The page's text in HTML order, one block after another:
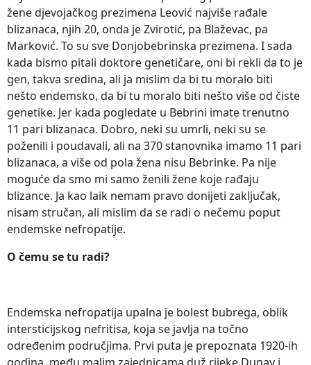
žene djevojačkog prezimena Leović najviše rađale
blizanaca, njih 20, onda je Zvirotić, pa Blaževac, pa
Marković. To su sve Donjobebrinska prezimena. I sada
kada bismo pitali doktore genetičare, oni bi rekli da to je
gen, takva sredina, ali ja mislim da bi tu moralo biti
nešto endemsko, da bi tu moralo biti nešto više od čiste
genetike. Jer kada pogledate u Bebrini imate trenutno
11 pari blizanaca. Dobro, neki su umrli, neki su se
poženili i poudavali, ali na 370 stanovnika imamo 11 pari
blizanaca, a više od pola žena nisu Bebrinke. Pa nije
moguće da smo mi samo ženili žene koje rađaju
blizance. Ja kao laik nemam pravo donijeti zaključak,
nisam stručan, ali mislim da se radi o nečemu poput
endemske nefropatije.
O čemu se tu radi?
Endemska nefropatija upalna je bolest bubrega, oblik
intersticijskog nefritisa, koja se javlja na točno
određenim područjima. Prvi puta je prepoznata 1920-ih